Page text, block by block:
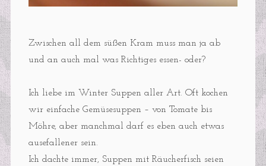
Zwischen all dem süßen Kram muss man ja ab
und an auch mal was Richtiges essen- oder?
Ich liebe im Winter Suppen aller Art. Oft kochen
wir einfache Gemüsesuppen – von Tomate bis
Möhre, aber manchmal darf es eben auch etwas
ausefallener sein.
Ich dachte immer, Suppen mit Räucherfisch seien